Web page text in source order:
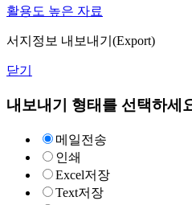
활용도 높은 자료
서지정보 내보내기(Export)
닫기
내보내기 형태를 선택하세
메일전송
인쇄
Excel저장
Text저장